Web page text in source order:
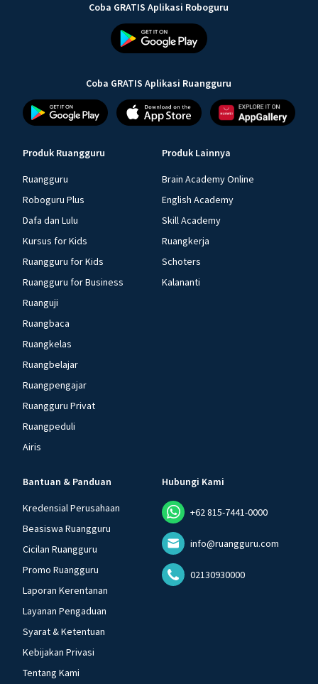
Coba GRATIS Aplikasi Roboguru
Coba GRATIS Aplikasi Ruangguru
Produk Ruangguru
Ruangguru
Roboguru Plus
Dafa dan Lulu
Kursus for Kids
Ruangguru for Kids
Ruangguru for Business
Ruanguji
Ruangbaca
Ruangkelas
Ruangbelajar
Ruangpengajar
Ruangguru Privat
Ruangpeduli
Airis
Produk Lainnya
Brain Academy Online
English Academy
Skill Academy
Ruangkerja
Schoters
Kalananti
Bantuan & Panduan
Kredensial Perusahaan
Beasiswa Ruangguru
Cicilan Ruangguru
Promo Ruangguru
Laporan Kerentanan
Layanan Pengaduan
Syarat & Ketentuan
Kebijakan Privasi
Tentang Kami
Hubungi Kami
+62 815-7441-0000
info@ruangguru.com
02130930000